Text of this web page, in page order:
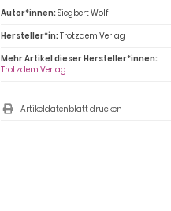
Autor*innen:Siegbert Wolf
Hersteller*in:Trotzdem Verlag
Mehr Artikel dieser Hersteller*innen:
Trotzdem Verlag
Artikeldatenblatt drucken